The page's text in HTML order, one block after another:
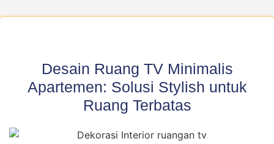
Desain Ruang TV Minimalis
Apartemen: Solusi Stylish untuk
Ruang Terbatas